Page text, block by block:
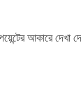
আকারে